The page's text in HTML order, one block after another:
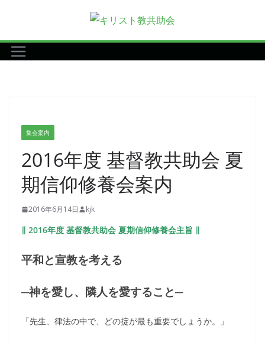
テ
ン
集会案内
2016年度 基督教共助会 夏
期信仰修養会案内
2016年6月14日 kjk
∥ 2016年度 基督教共助会 夏期信仰修養会主旨 ∥
平和と宣教を考える
─神を愛し、隣人を愛すること─
「先生、律法の中で、どの掟が最も重要でしょうか。」